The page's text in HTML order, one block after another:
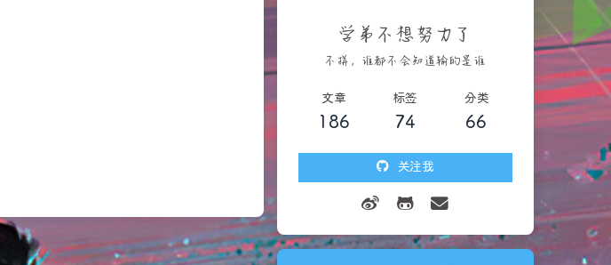
学弟不想努力了
不拼，谁都不会知道输的是谁
文章
186
标签
74
分类
66
关注我